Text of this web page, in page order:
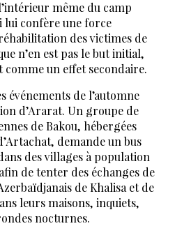
même du camp
lui confère une force
des victimes de
n’en est pas le but initial,
comme un effet secondaire.
événements de l’automne
d’Ararat. Un groupe de
de Bakou, hébergées
demande un bus
des villages à population
de tenter des échanges de
de Khalisa et de
leurs maisons, inquiets,
nocturnes.